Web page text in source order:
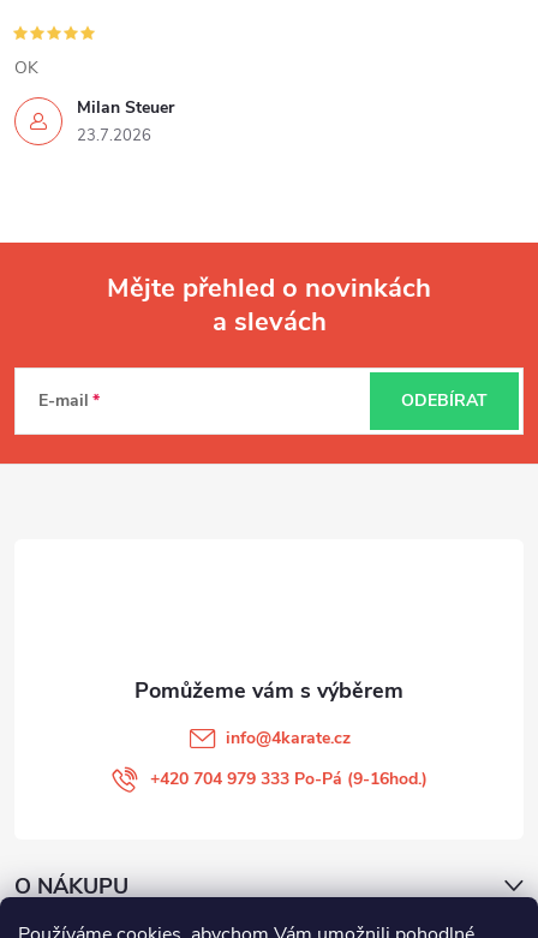
Milan Steuer
23.7.2026
OK
p
Mějte přehled o novinkách
a slevách
E-mail ODEBÍRAT
info@4karate.cz
+420 704 979 333 Po-Pá (9-16hod.)
O NÁKUPU